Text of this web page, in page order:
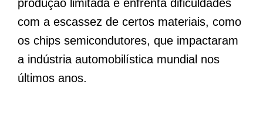
produção limitada e enfrenta dificuldades
com a escassez de certos materiais, como
os chips semicondutores, que impactaram
a indústria automobilística mundial nos
últimos anos.